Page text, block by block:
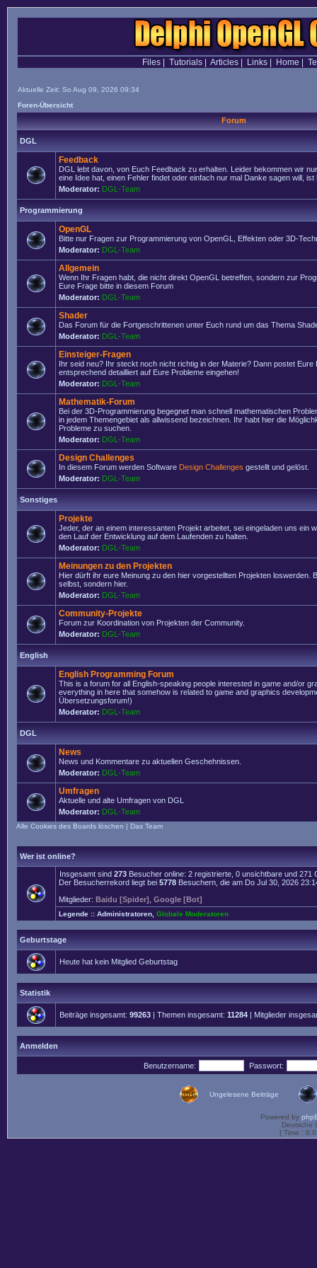
Files| Tutorials| Articles| Links| Home
Aktuelle Zeit: So Aug 09, 2026 09:34
Foren-Übersicht
Forum
DGL
Feedback
DGL lebt davon, von Euch Feedback zu erhalten. Leider bekommen wir
eine Idee hat, einen Fehler findet oder einfach nur mal Danke sagen will, ist
Moderator: DGL-Team
Programmierung
OpenGL
Bitte nur Fragen zur Programmierung von OpenGL, Effekten oder 3D-
Moderator: DGL-Team
Allgemein
Wenn Ihr Fragen habt, die nicht direkt OpenGL betreffen, sondern zur
Eure Frage bitte in diesem Forum
Moderator: DGL-Team
Shader
Das Forum für die Fortgeschrittenen unter Euch rund um das Thema
Moderator: DGL-Team
Einsteiger-Fragen
Ihr seid neu? Ihr steckt noch nicht richtig in der Materie? Dann postet Eure
entsprechend detailliert auf Eure Probleme eingehen!
Moderator: DGL-Team
Mathematik-Forum
Bei der 3D-Programmierung begegnet man schnell mathematischen
in jedem Themengebiet als allwissend bezeichnen. Ihr habt hier die
Probleme zu suchen.
Moderator: DGL-Team
Design Challenges
In diesem Forum werden Software Design Challenges gestellt und gelöst.
Moderator: DGL-Team
Sonstiges
Projekte
Jeder, der an einem interessanten Projekt arbeitet, sei eingeladen uns ein
den Lauf der Entwicklung auf dem Laufenden zu halten.
Moderator: DGL-Team
Meinungen zu den Projekten
Hier dürft ihr eure Meinung zu den hier vorgestellten Projekten loswerden.
selbst, sondern hier.
Moderator: DGL-Team
Community-Projekte
Forum zur Koordination von Projekten der Community.
Moderator: DGL-Team
English
English Programming Forum
This is a forum for all English-speaking people interested in game and/or
everything in here that somehow is related to game and graphics
Übersetzungsforum!)
Moderator: DGL-Team
DGL
News
News und Kommentare zu aktuellen Geschehnissen.
Moderator: DGL-Team
Umfragen
Aktuelle und alte Umfragen von DGL
Moderator: DGL-Team
Alle Cookies des Boards löschen | Das Team
Wer ist online?
Insgesamt sind 273 Besucher online: 2 registrierte, 0 unsichtbare und
Der Besucherrekord liegt bei 5778 Besuchern, die am Do Jul 30, 2026
Mitglieder: Baidu [Spider] Google [Bot]
Legende :: Administratoren Globale Moderatoren
Geburtstage
Heute hat kein Mitglied Geburtstag
Statistik
Beiträge insgesamt: 99263 | Themen insgesamt: 11284 | Mitglieder
Anmelden
Benutzername: Passwort:
Ungelesene Beiträge
Powered by
Deutsche
[ Time :